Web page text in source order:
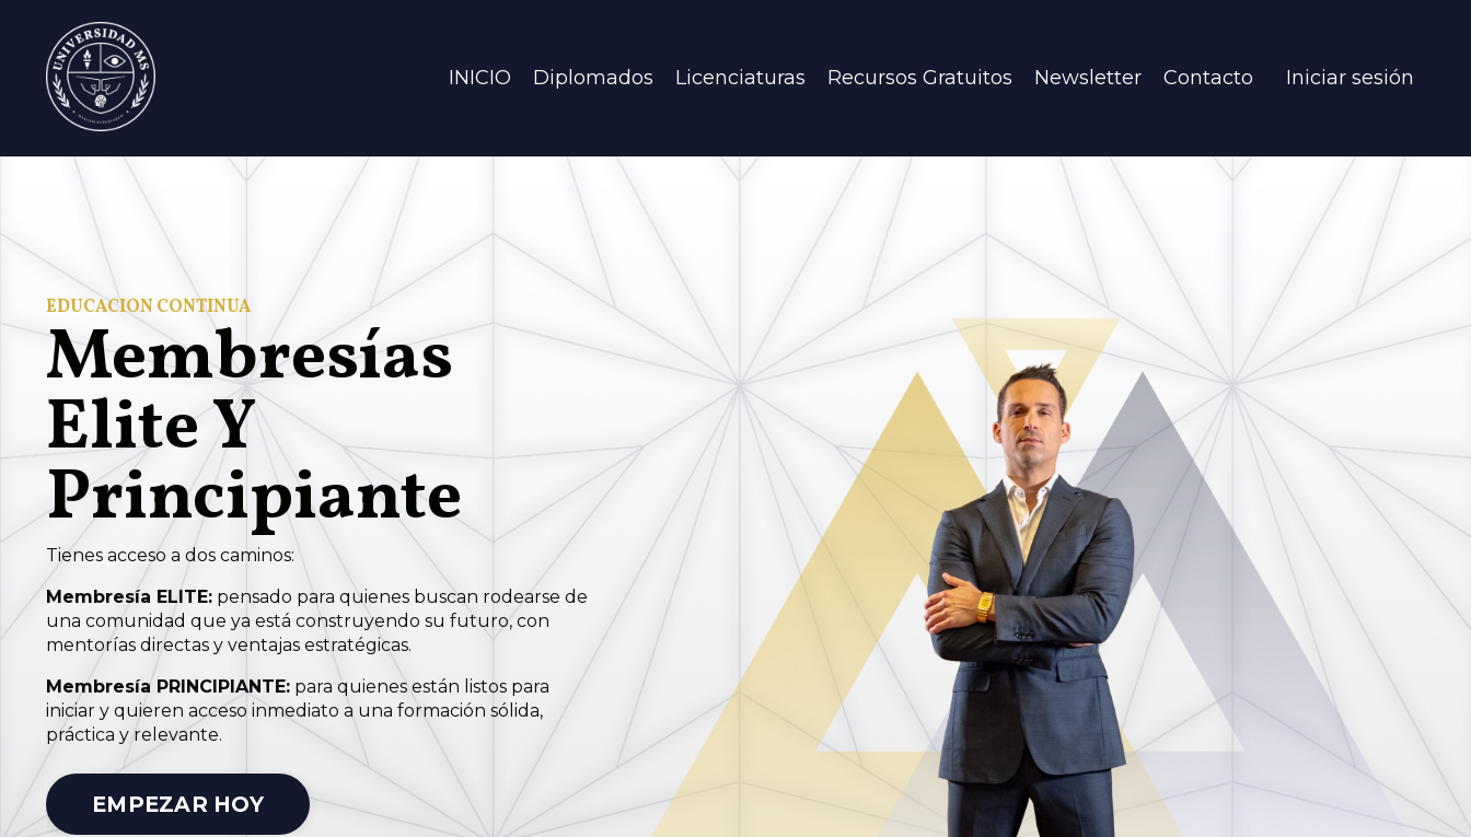
INICIO Diplomados Licenciaturas Recursos Gratuitos Newsletter Contacto Iniciar sesión
EDUCACIÓN CONTÍNUA
Membresías
Elite Y
Principiante
Tienes acceso a dos caminos:
Membresía ELITE: pensado para quienes buscan rodearse de
una comunidad que ya está construyendo su futuro, con
mentorías directas y ventajas estratégicas.
Membresía PRINCIPIANTE: para quienes están listos para
iniciar y quieren acceso inmediato a una formación sólida,
práctica y relevante.
EMPEZAR HOY